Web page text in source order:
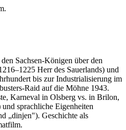
Sachsen-Königen über den
Herr des Sauerlands) und
bis zur Industrialisierung im
Raid auf die Möhne 1943.
Karneval in Olsberg vs. in Brilon,
sprachliche Eigenheiten
„dinjen"). Geschichte als